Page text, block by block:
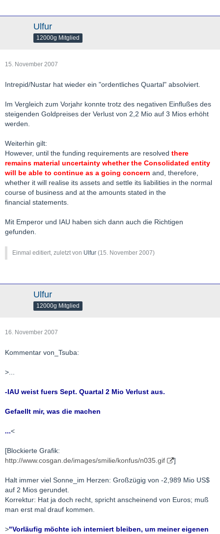
Ulfur
12000g Mitglied
15. November 2007
Intrepid/Nustar hat wieder ein "ordentliches Quartal" absolviert.
Im Vergleich zum Vorjahr konnte trotz des negativen Einflußes des
steigenden Goldpreises der Verlust von 2,2 Mio auf 3 Mios erhöht
werden.
Weiterhin gilt:
However, until the funding requirements are resolved there
remains material uncertainty whether the Consolidated entity
will be able to continue as a going concern and, therefore,
whether it will realise its assets and settle its liabilities in the normal
course of business and at the amounts stated in the
financial statements.
Mit Emperor und IAU haben sich dann auch die Richtigen
gefunden.
Einmal editiert, zuletzt von Ulfur (15. November 2007)
Ulfur
12000g Mitglied
16. November 2007
Kommentar von_Tsuba:
>...
-IAU weist fuers Sept. Quartal 2 Mio Verlust aus.
Gefaellt mir, was die machen
...<
[Blockierte Grafik:
http://www.cosgan.de/images/smilie/konfus/n035.gif
]
Halt immer viel Sonne_im Herzen: Großzügig von -2,989 Mio US$
auf 2 Mios gerundet.
Korrektur: Hat ja doch recht, spricht anscheinend von Euros; muß
man erst mal drauf kommen.
>"Vorläufig möchte ich interniert bleiben, um meiner eigenen